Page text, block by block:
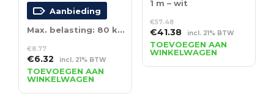
Aanbieding
Max. belasting: 80 kg – 60 cm – zilver
€8.77
Oorspronkelijke
prijs
was:
€8.77.
€6.32Huidige
prijs
is:
€6.32.
incl. 21% BTW
TOEVOEGEN AAN
WINKELWAGEN
1 m – wit
€57.48
Oorspronkelijke
prijs
was:
€57.48.
€41.38Huidige
prijs
is:
€41.38.
incl. 21% BTW
TOEVOEGEN AAN
WINKELWAGEN